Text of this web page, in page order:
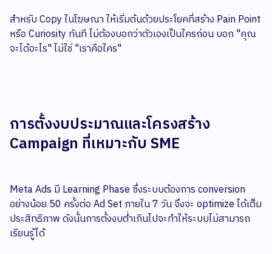
สำหรับ Copy ในโฆษณา ให้เริ่มต้นด้วยประโยคที่สร้าง Pain Point
หรือ Curiosity ทันที ไม่ต้องบอกว่าตัวเองเป็นใครก่อน บอก "คุณ
จะได้อะไร" ไม่ใช่ "เราคือใคร"
การตั้งงบประมาณและโครงสร้าง
Campaign ที่เหมาะกับ SME
Meta Ads มี Learning Phase ซึ่งระบบต้องการ conversion
อย่างน้อย 50 ครั้งต่อ Ad Set ภายใน 7 วัน จึงจะ optimize ได้เต็ม
ประสิทธิภาพ ดังนั้นการตั้งงบต่ำเกินไปจะทำให้ระบบไม่สามารถ
เรียนรู้ได้